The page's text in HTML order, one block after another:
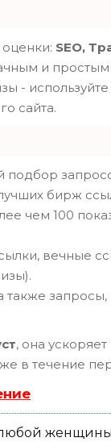
SEO,
и простым
-
сайта.
бирж
чем 100
вечные
, она
в течение
женщины